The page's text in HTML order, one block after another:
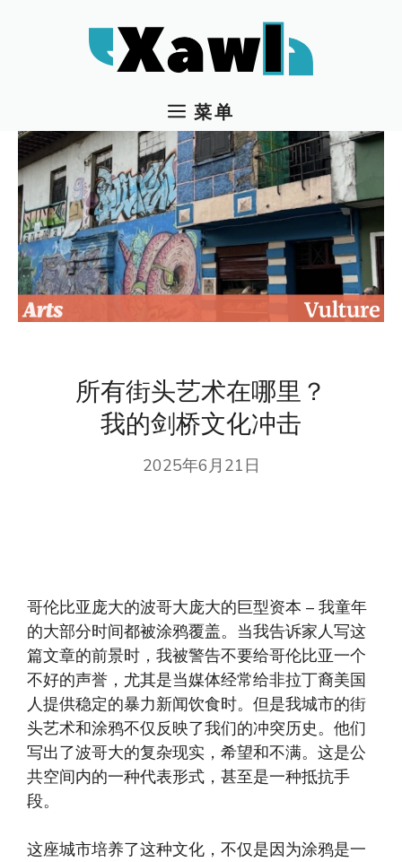
菜单
所有街头艺术在哪里？
我的剑桥文化冲击
2025年6月21日
哥伦比亚庞大的波哥大庞大的巨型资本 – 我童年
的大部分时间都被涂鸦覆盖。当我告诉家人写这
篇文章的前景时，我被警告不要给哥伦比亚一个
不好的声誉，尤其是当媒体经常给非拉丁裔美国
人提供稳定的暴力新闻饮食时。但是我城市的街
头艺术和涂鸦不仅反映了我们的冲突历史。他们
写出了波哥大的复杂现实，希望和不满。这是公
共空间内的一种代表形式，甚至是一种抵抗手
段。
这座城市培养了这种文化，不仅是因为涂鸦是一